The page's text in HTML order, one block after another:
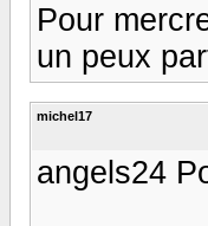
Pour
un peux
michel17
angels24